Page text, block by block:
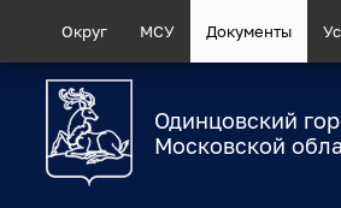
Округ МСУ Документы
Одинцовский
Московской